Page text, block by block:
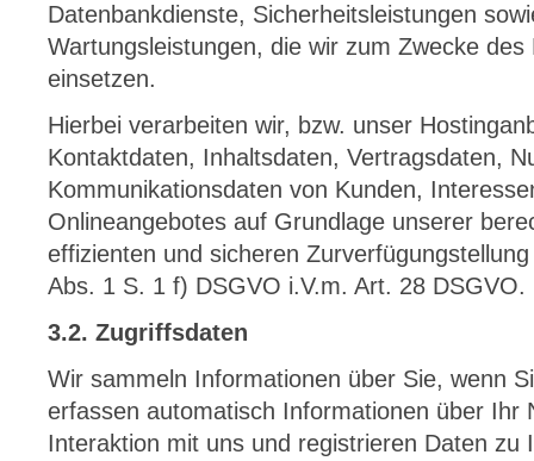
Datenbankdienste, Sicherheitsleistungen
Wartungsleistungen, die wir zum Zwecke
einsetzen.
Hierbei verarbeiten wir, bzw. unser
Kontaktdaten, Inhaltsdaten, Vertragsdaten,
Kommunikationsdaten von Kunden,
Onlineangebotes auf Grundlage unserer
effizienten und sicheren
Abs. 1 S. 1 f) DSGVO i.V.m. Art. 28 DSGVO.
3.2. Zugriffsdaten
Wir sammeln Informationen über Sie, wenn
erfassen automatisch Informationen über Ihr
Interaktion mit uns und registrieren Daten zu